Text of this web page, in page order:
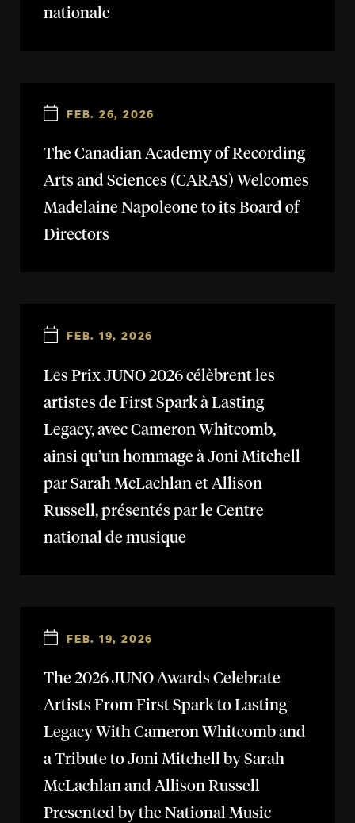
nationale
FEB. 26, 2026
The Canadian Academy of Recording
Arts and Sciences (CARAS) Welcomes
Madelaine Napoleone to its Board of
Directors
FEB. 19, 2026
Les Prix JUNO 2026 célèbrent les
artistes de First Spark à Lasting
Legacy, avec Cameron Whitcomb,
ainsi qu’un hommage à Joni Mitchell
par Sarah McLachlan et Allison
Russell, présentés par le Centre
national de musique
FEB. 19, 2026
The 2026 JUNO Awards Celebrate
Artists From First Spark to Lasting
Legacy With Cameron Whitcomb and
a Tribute to Joni Mitchell by Sarah
McLachlan and Allison Russell
Presented by the National Music